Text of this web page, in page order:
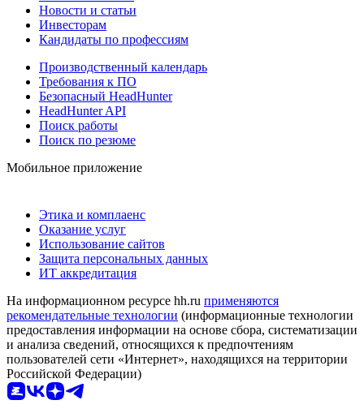
Новости и статьи
Инвесторам
Кандидаты по профессиям
Производственный календарь
Требования к ПО
Безопасный HeadHunter
HeadHunter API
Поиск работы
Поиск по резюме
Мобильное приложение
Этика и комплаенс
Оказание услуг
Использование сайтов
Защита персональных данных
ИТ аккредитация
На информационном ресурсе hh.ru применяются
рекомендательные технологии (информационные технологии
предоставления информации на основе сбора, систематизации
и анализа сведений, относящихся к предпочтениям
пользователей сети «Интернет», находящихся на территории
Российской Федерации)